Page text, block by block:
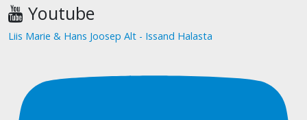
Youtube
Liis Marie & Hans Joosep Alt - Issand Halasta